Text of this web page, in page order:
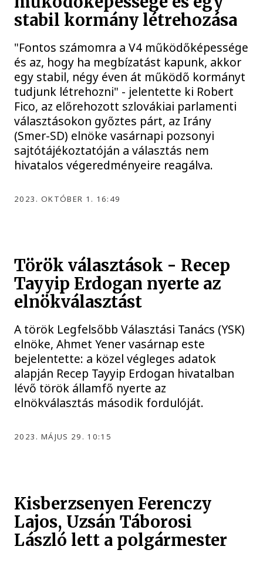
stabil kormány létrehozása
"Fontos számomra a V4 működőképessége
és az, hogy ha megbízatást kapunk, akkor
egy stabil, négy éven át működő kormányt
tudjunk létrehozni" - jelentette ki Robert
Fico, az előrehozott szlovákiai parlamenti
választásokon győztes párt, az Irány
(Smer-SD) elnöke vasárnapi pozsonyi
sajtótájékoztatóján a választás nem
hivatalos végeredményeire reagálva.
2023. OKTÓBER 1. 16:49
Török választások - Recep
Tayyip Erdogan nyerte az
elnökválasztást
A török Legfelsőbb Választási Tanács (YSK)
elnöke, Ahmet Yener vasárnap este
bejelentette: a közel végleges adatok
alapján Recep Tayyip Erdogan hivatalban
lévő török államfő nyerte az
elnökválasztás második fordulóját.
2023. MÁJUS 29. 10:15
Kisberzsenyen Ferenczy
Lajos, Uzsán Táborosi
László lett a polgármester